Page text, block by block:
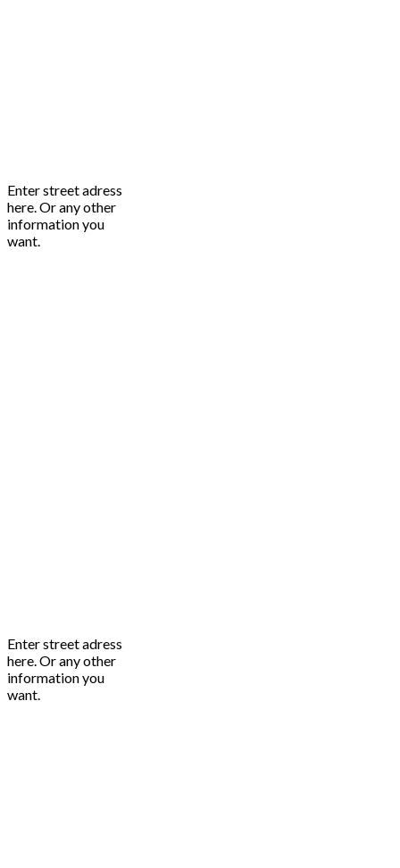
Enter street adress
here. Or any other
information you
want.
Enter street adress
here. Or any other
information you
want.